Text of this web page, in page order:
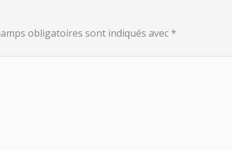
obligatoires sont indiqués avec *